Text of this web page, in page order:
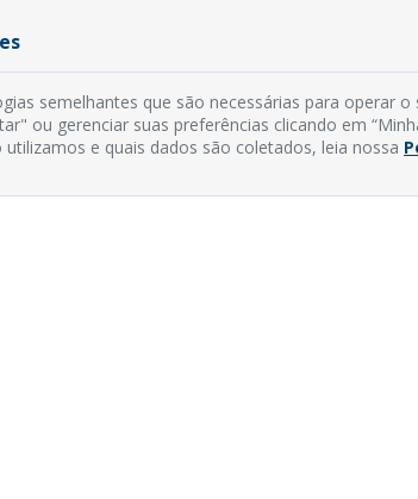
semelhantes que são necessárias para operar
ou gerenciar suas preferências clicando em
e quais dados são coletados, leia nossa